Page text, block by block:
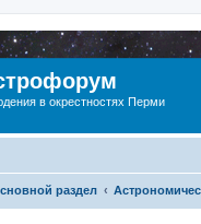
в окрестностях Перми
раздел